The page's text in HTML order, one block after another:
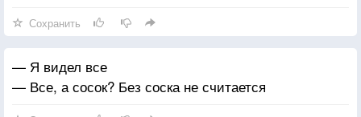
Сохранить
— Я видел все
— Все, а сосок? Без соска не считается